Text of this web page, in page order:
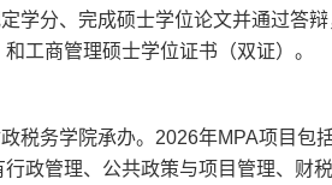
学分、完成硕士学位论文并通过答
工商管理硕士学位证书（双证）。
税务学院承办。2026年MPA项目包
政管理、公共政策与项目管理、财